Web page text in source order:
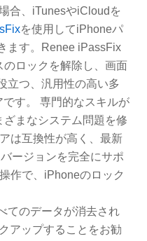
合、iTunesやiCloudを
を使用してiPhoneパ
ます。Renee iPassFix
ロックを解除し、画面
立つ、汎用性の高い多
す。 専門的なスキルが
まなシステム問題を修
は互換性が高く、最新
ージョンを完全にサポ
作で、iPhoneのロック
てのデータが消去され
アップすることをお勧